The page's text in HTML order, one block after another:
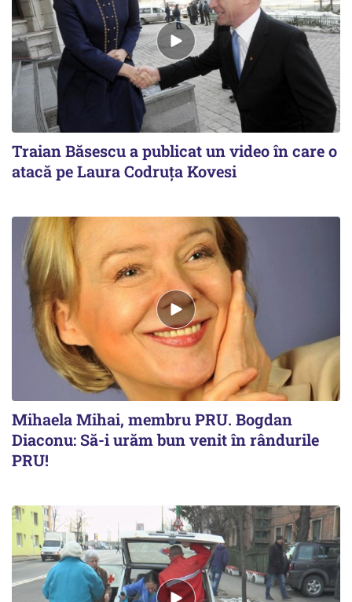
Traian Băsescu a publicat un video în care o
atacă pe Laura Codruța Kovesi
Mihaela Mihai, membru PRU. Bogdan
Diaconu: Să-i urăm bun venit în rândurile
PRU!